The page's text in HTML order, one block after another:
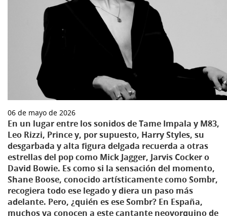
06 de mayo de 2026
En un lugar entre los sonidos de Tame Impala y M83,
Leo Rizzi, Prince y, por supuesto, Harry Styles, su
desgarbada y alta figura delgada recuerda a otras
estrellas del pop como Mick Jagger, Jarvis Cocker o
David Bowie. Es como si la sensación del momento,
Shane Boose, conocido artísticamente como Sombr,
recogiera todo ese legado y diera un paso más
adelante. Pero, ¿quién es ese Sombr? En España,
muchos ya conocen a este cantante neoyorquino de